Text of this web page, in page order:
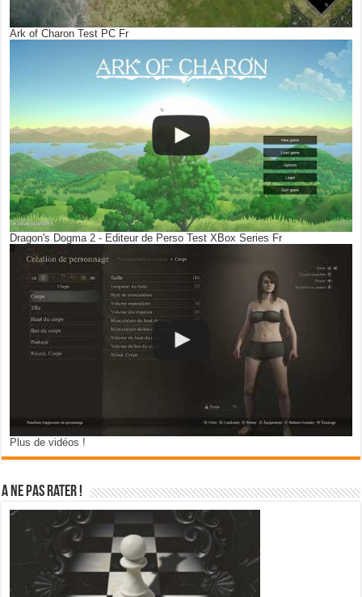
Ark of Charon Test PC Fr
Dragon's Dogma 2 - Editeur de Perso Test XBox Series Fr
Plus de vidéos !
A ne pas rater !